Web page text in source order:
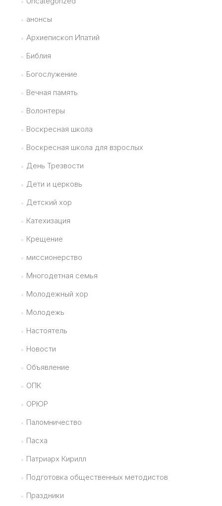
анонсы
Архиепископ Ипатий
Библия
Богослужение
Вечная память
Волонтеры
Воскресная школа
Воскресная школа для взрослых
День Трезвости
Дети и церковь
Детский хор
Катехизация
Крещение
миссионерство
Многодетная семья
Молодежный хор
Молодежь
Настоятель
Новости
Объявление
ОПК
ОРЮР
Паломничество
Пасха
Патриарх Кирилл
Подготовка общественных методистов
Праздники